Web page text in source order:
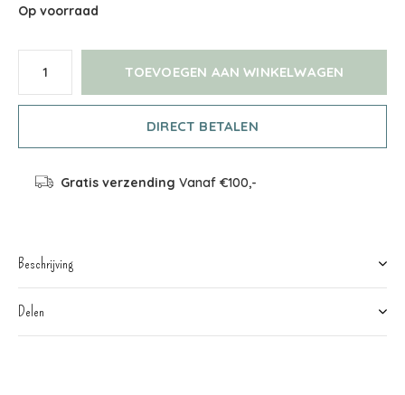
Op voorraad
TOEVOEGEN AAN WINKELWAGEN
DIRECT BETALEN
Gratis verzending Vanaf €100,-
Beschrijving
Delen